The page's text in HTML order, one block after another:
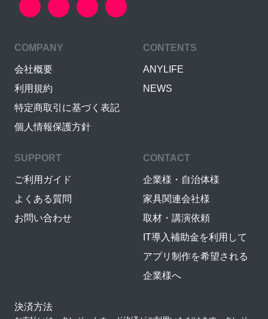
COMPANY
会社概要
利用規約
特定商取引に基づく表記
個人情報保護方針
CONTENTS
ANYLIFE
NEWS
SUPPORT
ご利用ガイド
よくある質問
お問い合わせ
CONTACT
企業様・自治体様
家具関連会社様
取材・講演依頼
IT導入補助金を利用して
アプリ制作を希望される
企業様へ
決済方法